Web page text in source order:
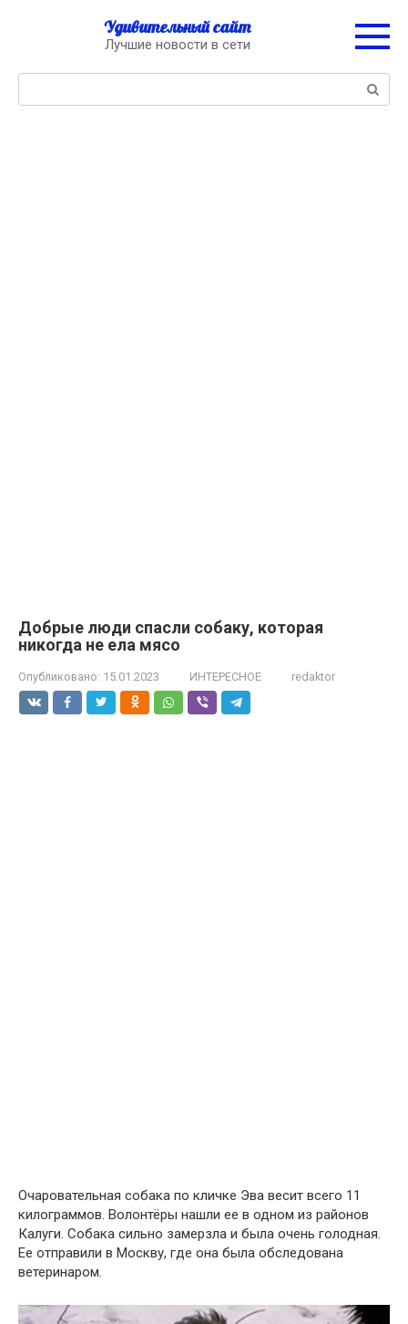
Удивительный сайт
Лучшие новости в сети
Добрые люди спасли собаку, которая
никогда не ела мясо
Опубликовано: 15.01.2023 ИНТЕРЕСНОЕ redaktor
Очаровательная собака по кличке Эва весит всего 11
килограммов. Волонтёры нашли ее в одном из районов
Калуги. Собака сильно замерзла и была очень голодная.
Ее отправили в Москву, где она была обследована
ветеринаром.